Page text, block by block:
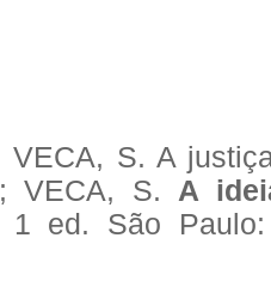
VECA, S. A
VECA, S. A
1 ed. São